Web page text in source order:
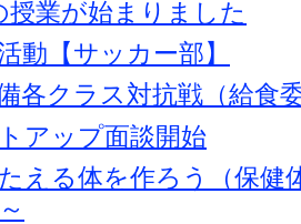
授業が始まりました
動【サッカー部】
各クラス対抗戦（給食
アップ面談開始
える体を作ろう（保健